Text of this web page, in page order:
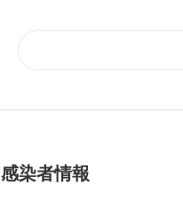
感染者情報